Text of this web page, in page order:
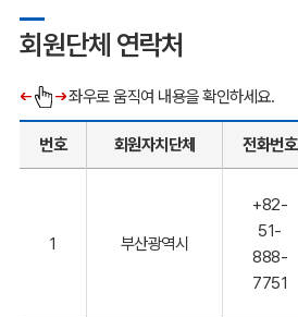
회원단체 연락처
좌우로 움직여 내용을 확인하세요.
번호 회원자치단체 전화번호
1 부산광역시
+82-
51-
888-
7751